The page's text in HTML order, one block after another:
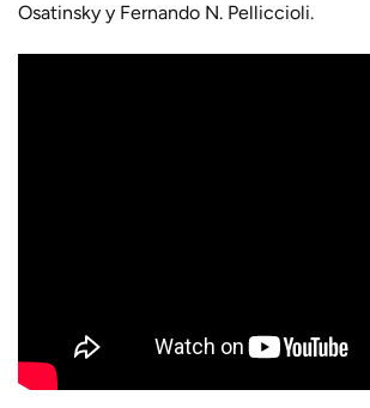
Osatinsky y Fernando N. Pelliccioli.